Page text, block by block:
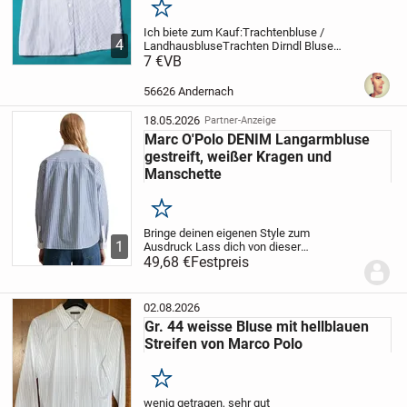
4
Merken
Ich biete zum Kauf:Trachtenbluse /
LandhausbluseTrachten Dirndl Bluse
„blau/weiß“ Gr.
weiße Trachten Landhausbluse, mit edler
Stickerei auf der linken...
7 €VB
56626 Andernach
1
18.05.2026 Partner-Anzeige
Marc O'Polo DENIM Langarmbluse
gestreift, weißer Kragen und
Manschette
Merken
Bringe deinen eigenen Style zum
Ausdruck Lass dich von dieser
Langarmbluse von Marc O',Polo DENIM zu
neuen Styles inspirieren, die im
Streifenmuster macht auch dezente...
49,68 €Festpreis
02.08.2026
Gr. 44 weisse Bluse mit hellblauen
Streifen von Marco Polo
Merken
wenig getragen, sehr gut